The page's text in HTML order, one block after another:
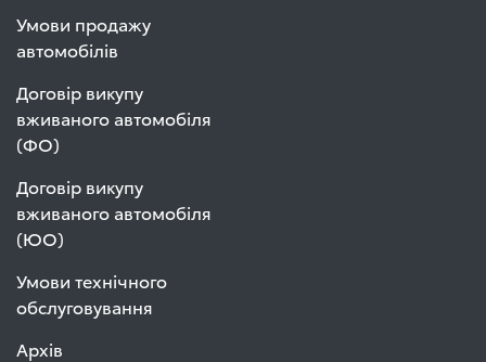
Умови продажу
автомобілів
Договір викупу
вживаного автомобіля
(ФО)
Договір викупу
вживаного автомобіля
(ЮО)
Умови технічного
обслуговування
Архів